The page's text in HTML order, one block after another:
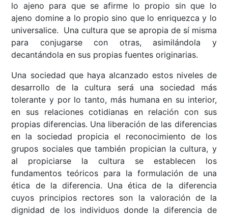
lo ajeno para que se afirme lo propio sin que lo
ajeno domine a lo propio sino que lo enriquezca y lo
universalice. Una cultura que se apropia de sí misma
para conjugarse con otras, asimilándola y
decantándola en sus propias fuentes originarias.
Una sociedad que haya alcanzado estos niveles de
desarrollo de la cultura será una sociedad más
tolerante y por lo tanto, más humana en su interior,
en sus relaciones cotidianas en relación con sus
propias diferencias. Una liberación de las diferencias
en la sociedad propicia el reconocimiento de los
grupos sociales que también propician la cultura, y
al propiciarse la cultura se establecen los
fundamentos teóricos para la formulación de una
ética de la diferencia. Una ética de la diferencia
cuyos principios rectores son la valoración de la
dignidad de los individuos donde la diferencia de